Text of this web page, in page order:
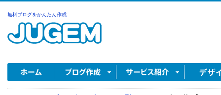
無料ブログをかんたん作成